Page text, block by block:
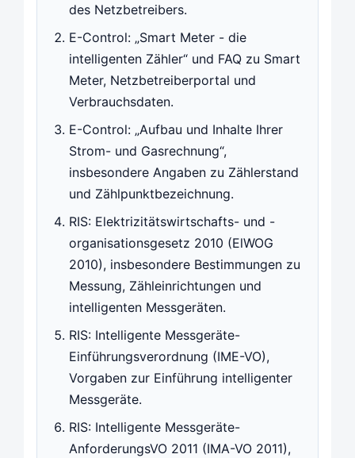
des Netzbetreibers.
E-Control: „Smart Meter - die
intelligenten Zähler“ und FAQ zu Smart
Meter, Netzbetreiberportal und
Verbrauchsdaten.
E-Control: „Aufbau und Inhalte Ihrer
Strom- und Gasrechnung“,
insbesondere Angaben zu Zählerstand
und Zählpunktbezeichnung.
RIS: Elektrizitätswirtschafts- und -
organisationsgesetz 2010 (ElWOG
2010), insbesondere Bestimmungen zu
Messung, Zähleinrichtungen und
intelligenten Messgeräten.
RIS: Intelligente Messgeräte-
Einführungsverordnung (IME-VO),
Vorgaben zur Einführung intelligenter
Messgeräte.
RIS: Intelligente Messgeräte-
AnforderungsVO 2011 (IMA-VO 2011),